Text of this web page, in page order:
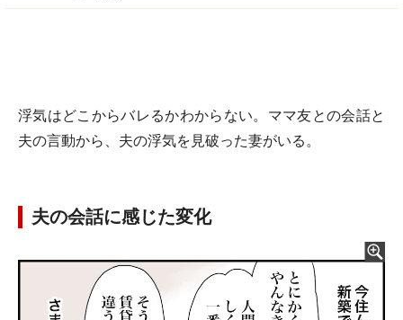
浮気はどこからバレるかわからない。ママ友との会話と
夫の言動から、夫の浮気を見破った妻がいる。
夫の会話に感じた変化